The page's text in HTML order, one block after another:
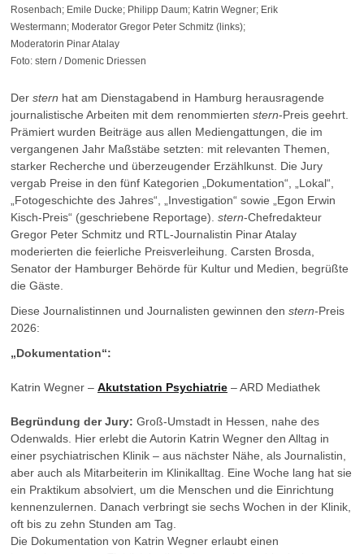
Rosenbach; Emile Ducke; Philipp Daum; Katrin Wegner; Erik
Westermann; Moderator Gregor Peter Schmitz (links);
Moderatorin Pinar Atalay
Foto: stern / Domenic Driessen
Der stern hat am Dienstagabend in Hamburg herausragende
journalistische Arbeiten mit dem renommierten stern-Preis geehrt.
Prämiert wurden Beiträge aus allen Mediengattungen, die im
vergangenen Jahr Maßstäbe setzten: mit relevanten Themen,
starker Recherche und überzeugender Erzählkunst. Die Jury
vergab Preise in den fünf Kategorien „Dokumentation“, „Lokal“,
„Fotogeschichte des Jahres“, „Investigation“ sowie „Egon Erwin
Kisch-Preis“ (geschriebene Reportage). stern-Chefredakteur
Gregor Peter Schmitz und RTL-Journalistin Pinar Atalay
moderierten die feierliche Preisverleihung. Carsten Brosda,
Senator der Hamburger Behörde für Kultur und Medien, begrüßte
die Gäste.
Diese Journalistinnen und Journalisten gewinnen den stern-Preis
2026:
„Dokumentation“:
Katrin Wegner – Akutstation Psychiatrie – ARD Mediathek
Begründung der Jury: Groß-Umstadt in Hessen, nahe des
Odenwalds. Hier erlebt die Autorin Katrin Wegner den Alltag in
einer psychiatrischen Klinik – aus nächster Nähe, als Journalistin,
aber auch als Mitarbeiterin im Klinikalltag. Eine Woche lang hat sie
ein Praktikum absolviert, um die Menschen und die Einrichtung
kennenzulernen. Danach verbringt sie sechs Wochen in der Klinik,
oft bis zu zehn Stunden am Tag.
Die Dokumentation von Katrin Wegner erlaubt einen